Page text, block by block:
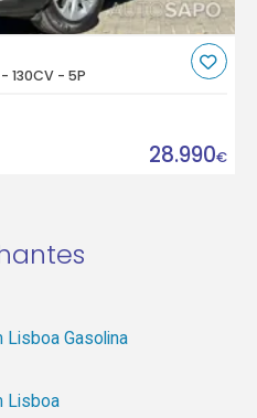
- 130CV - 5P
28.990€
Gasolina
Lisboa